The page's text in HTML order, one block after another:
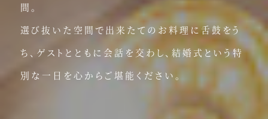
間。
選び抜いた空間で出来たてのお料理に舌鼓をう
ち、 ゲストとともに会話を交わし、 結婚式という特
別な一日を心からご堪能ください。